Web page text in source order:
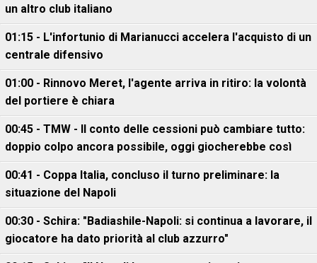
un altro club italiano
01:15 - L'infortunio di Marianucci accelera l'acquisto di un
centrale difensivo
01:00 - Rinnovo Meret, l'agente arriva in ritiro: la volontà
del portiere è chiara
00:45 - TMW - Il conto delle cessioni può cambiare tutto:
doppio colpo ancora possibile, oggi giocherebbe così
00:41 - Coppa Italia, concluso il turno preliminare: la
situazione del Napoli
00:30 - Schira: "Badiashile-Napoli: si continua a lavorare, il
giocatore ha dato priorità al club azzurro"